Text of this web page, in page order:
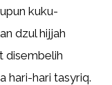
kuku-
dzul hijjah
disembelih
hari-hari tasyriq.